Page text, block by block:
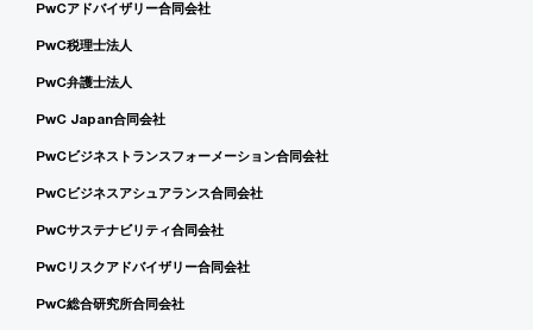
PwCアドバイザリー合同会社
PwC税理士法人
PwC弁護士法人
PwC Japan合同会社
PwCビジネストランスフォーメーション合同会社
PwCビジネスアシュアランス合同会社
PwCサステナビリティ合同会社
PwCリスクアドバイザリー合同会社
PwC総合研究所合同会社